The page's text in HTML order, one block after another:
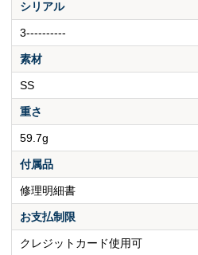
シリアル
3----------
素材
SS
重さ
59.7g
付属品
修理明細書
お支払制限
クレジットカード使用可